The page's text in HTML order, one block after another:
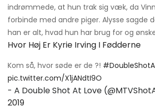
indrømmede, at hun trak sig væk, da
forbinde med andre piger. Alysse sagde
han er alt, hvad hun har brug for og
Hvor Høj Er Kyrie Irving I Fødderne
Kom så, hvor søde er de ?!
pic.twitter.com/X1jANdtI9O
- A Double Shot At Love
2019